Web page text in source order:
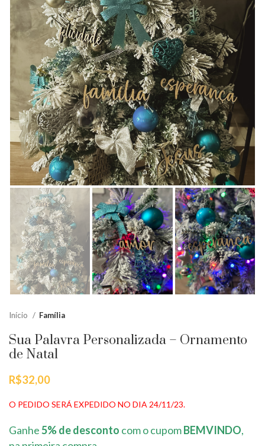
Início Família
Sua Palavra Personalizada – Ornamento
de Natal
R$32,00
O PEDIDO SERÁ EXPEDIDO NO DIA 24/11/23.
Ganhe5% de desconto com o cupomBEMVINDO,